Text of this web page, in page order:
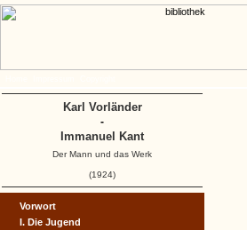
Vorwort
I. Die Jugend
Karl Vorländer
-
Immanuel Kant
Der Mann und das Werk
(1924)